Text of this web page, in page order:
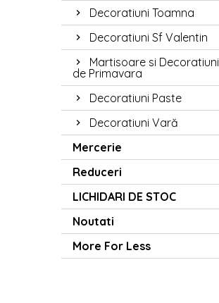
Decoratiuni Toamna
Decoratiuni Sf Valentin
Martisoare si Decoratiuni
de Primavara
Decoratiuni Paste
Decoratiuni Vară
Mercerie
Reduceri
LICHIDARI DE STOC
Noutati
More For Less